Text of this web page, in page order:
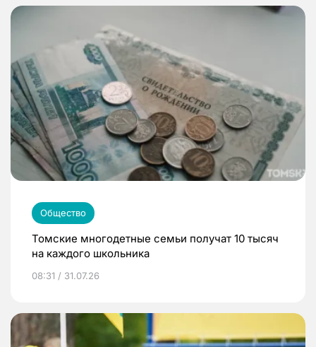
Общество
Томские многодетные семьи получат 10 тысяч
на каждого школьника
08:31 / 31.07.26